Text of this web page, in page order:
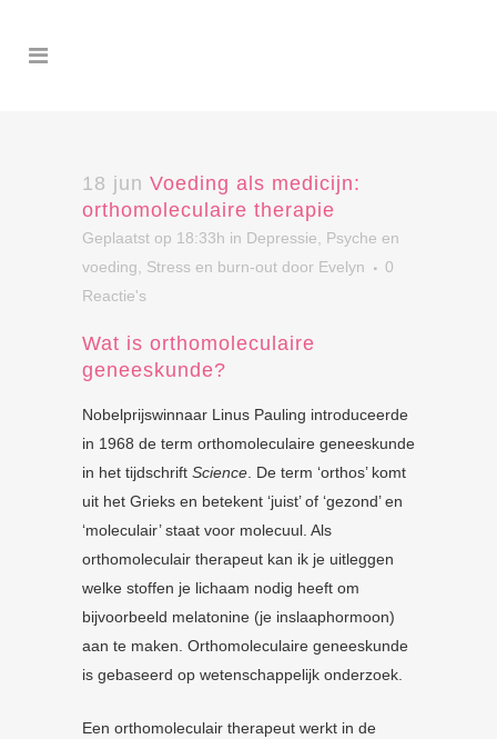
18 jun Voeding als medicijn:
orthomoleculaire therapie
Geplaatst op 18:33h in Depressie
Psyche en
voeding
Stress en burn-out door Evelyn
0
Reactie's
Wat is orthomoleculaire
geneeskunde?
Nobelprijswinnaar Linus Pauling introduceerde
in 1968 de term orthomoleculaire geneeskunde
in het tijdschrift Science . De term ‘orthos’ komt
uit het Grieks en betekent ‘juist’ of ‘gezond’ en
‘moleculair’ staat voor molecuul. Als
orthomoleculair therapeut kan ik je uitleggen
welke stoffen je lichaam nodig heeft om
bijvoorbeeld melatonine (je inslaaphormoon)
aan te maken. Orthomoleculaire geneeskunde
is gebaseerd op wetenschappelijk onderzoek.
Een orthomoleculair therapeut werkt in de